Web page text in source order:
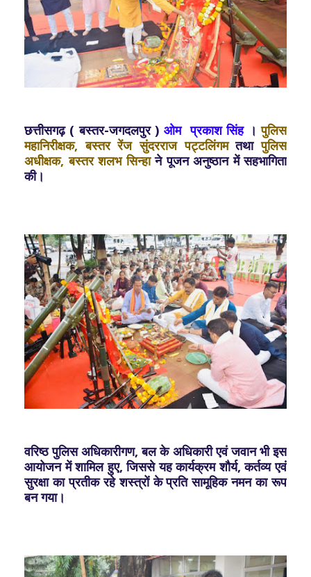
छत्तीसगढ़ ( बस्तर-जगदलपुर ) ओम प्रकाश सिंह।पुलिस
महानिरीक्षक, बस्तर रेंज सुंदरराज पट्टलिंगमतथापुलिस
अधीक्षक, बस्तर शलभ सिन्हाने पूजन अनुष्ठान में सहभागिता
की।
वरिष्ठ पुलिस अधिकारीगण, बल के अधिकारी एवं जवान भी इस
आयोजन में शामिल हुए, जिससे यह कार्यक्रम शौर्य, कर्तव्य एवं
सुरक्षा का प्रतीक रहे शस्त्रों के प्रति सामूहिक नमन का रूप
बन गया।